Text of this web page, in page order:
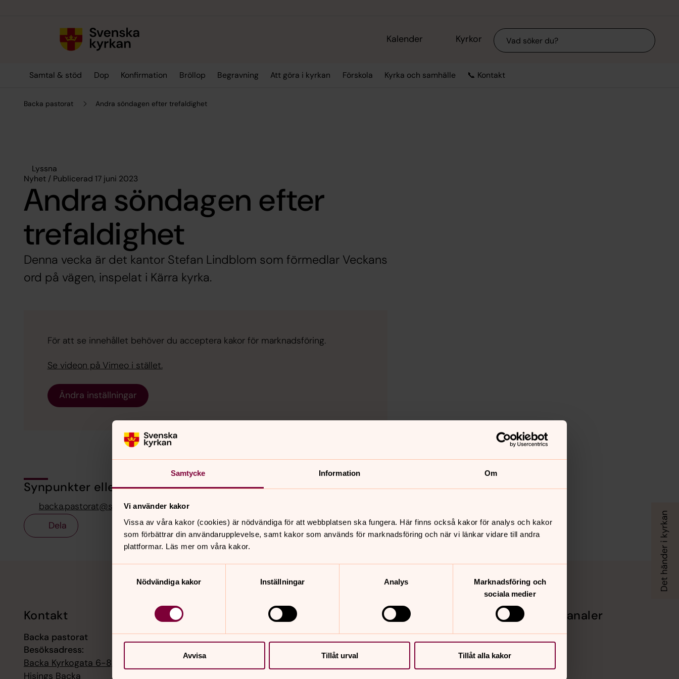
Samtycke Information Om
Vi använder kakor
Vissa av våra kakor (cookies) är nödvändiga för att webbplatsen ska fungera. Här finns också kakor för analys och kakor
som förbättrar din användarupplevelse, samt kakor som används för marknadsföring och när vi länkar vidare till andra
plattformar. Läs mer om våra kakor.
Nödvändiga kakor
Inställningar Analys
Marknadsföring och
sociala medier
Avvisa Tillåt urval Tillåt alla kakor
Kalender Kyrkor Sök
Samtal & stöd Dop Konfirmation Bröllop Begravning Att göra i kyrkan Förskola Kyrka och samhälle 📞 Kontakt
Backa pastorat Andra söndagen efter trefaldighet
Lyssna
Nyhet / Publicerad 17 juni 2023
Andra söndagen efter
trefaldighet
Denna vecka är det kantor Stefan Lindblom som förmedlar Veckans
ord på vägen, inspelat i Kärra kyrka.
För att se innehållet behöver du acceptera kakor för marknadsföring.
Se videon på Vimeo i stället.
Ändra inställningar
Synpunkter eller frågor på sidans innehåll?
backa.pastorat@svenskakyrkan.se
Dela
Kontakt
Backa pastorat
Besöksadress:
Backa Kyrkogata 6-8, 42258
Hisings Backa
9 augusti 11.00
9 augusti 11.00
Hitta snabbt
Sidkarta
Sociala kanaler
Facebook
Instagram